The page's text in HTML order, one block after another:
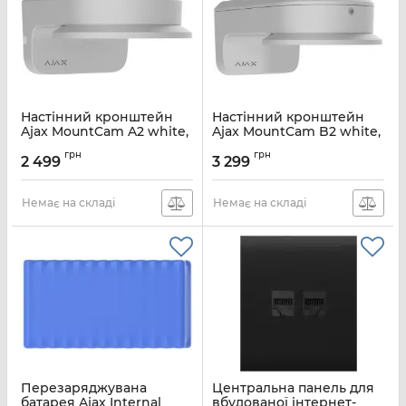
Настінний кронштейн
Ajax MountCam A2 white,
варіофокальних IP-
Артикул: 000062331
2 499 грн
Немає на складі
Настінний кронштейн
Ajax MountCam B2 white,
варіофокальних IP-
Артикул: 000062406
3 299 грн
Немає на складі
Перезаряджувана
батарея Ajax Internal
Центральна панель для
вбудованої інтернет-